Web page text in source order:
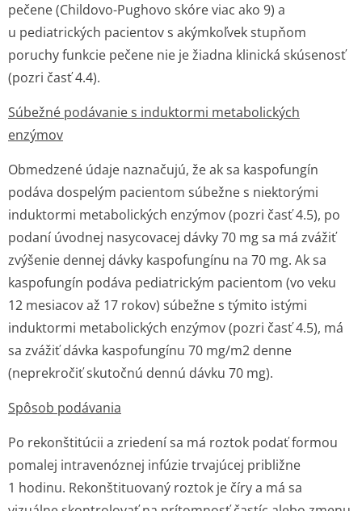
pečene (Childovo-Pughovo skóre viac ako 9) a
u pediatrických pacientov s akýmkoľvek stupňom
poruchy funkcie pečene nie je žiadna klinická skúsenosť
(pozri časť 4.4).
Súbežné podávanie s induktormi metabolických
enzýmov
Obmedzené údaje naznačujú, že ak sa kaspofungín
podáva dospelým pacientom súbežne s niektorými
induktormi metabolických enzýmov (pozri časť 4.5), po
podaní úvodnej nasycovacej dávky 70 mg sa má zvážiť
zvýšenie dennej dávky kaspofungínu na 70 mg. Ak sa
kaspofungín podáva pediatrickým pacientom (vo veku
12 mesiacov až 17 rokov) súbežne s týmito istými
induktormi metabolických enzýmov (pozri časť 4.5), má
sa zvážiť dávka kaspofungínu 70 mg/m2 denne
(neprekročiť skutočnú dennú dávku 70 mg).
Spôsob podávania
Po rekonštitúcii a zriedení sa má roztok podať formou
pomalej intravenóznej infúzie trvajúcej približne
1 hodinu. Rekonštituovaný roztok je číry a má sa